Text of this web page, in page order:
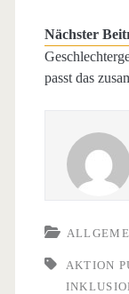
Nächster
passt das
AKTION